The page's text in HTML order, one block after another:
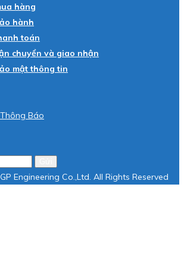
hàng
hành
toán
chuyển và giao nhận
mật thông tin
Engineering Co.,Ltd. All Rights Reserved